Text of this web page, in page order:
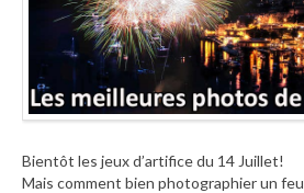
Bientôt les jeux d’artifice du 14 Juillet!
Mais comment bien photographier un feu